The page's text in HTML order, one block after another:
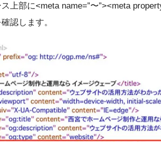
上部に<meta name=”〜”><meta
認します。